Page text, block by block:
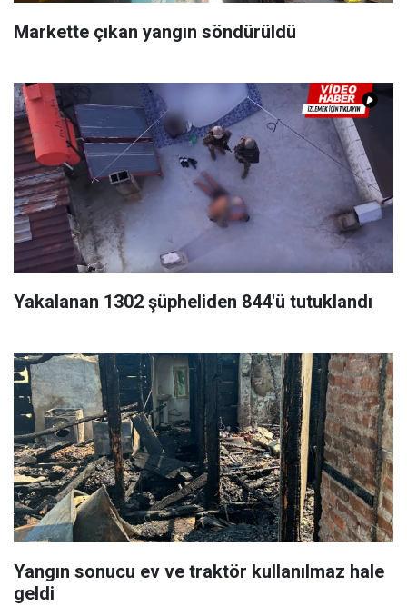
Markette çıkan yangın söndürüldü
Yakalanan 1302 şüpheliden 844'ü tutuklandı
Yangın sonucu ev ve traktör kullanılmaz hale
geldi